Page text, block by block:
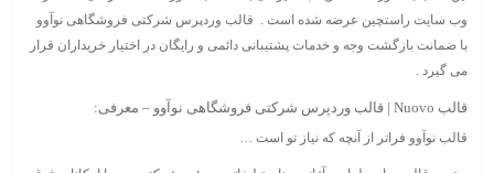
وب سایت راستچین عرضه شده است . قالب وردپرس شرکتی فروشگاهی نوآوو
با ضمانت بازگشت وجه و خدمات پشتیبانی دائمی و رایگان در اختیار خریداران قرار
می گیرد .
قالب Nuovo | قالب وردپرس شرکتی فروشگاهی نوآوو – معرفی:
قالب نوآوو فراتر از آنچه که نیاز تو است …